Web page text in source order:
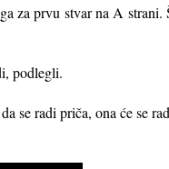
za prvu stvar na A
podlegli.
se radi priča, ona će se